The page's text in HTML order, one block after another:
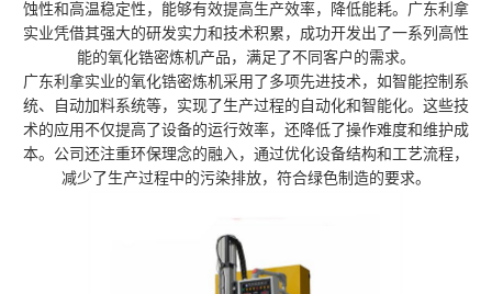
蚀性和高温稳定性，能够有效提高生产效率，降低能耗。广东利拿
实业凭借其强大的研发实力和技术积累，成功开发出了一系列高性
能的氧化锆密炼机产品，满足了不同客户的需求。
广东利拿实业的氧化锆密炼机采用了多项先进技术，如智能控制系
统、自动加料系统等，实现了生产过程的自动化和智能化。这些技
术的应用不仅提高了设备的运行效率，还降低了操作难度和维护成
本。公司还注重环保理念的融入，通过优化设备结构和工艺流程，
减少了生产过程中的污染排放，符合绿色制造的要求。